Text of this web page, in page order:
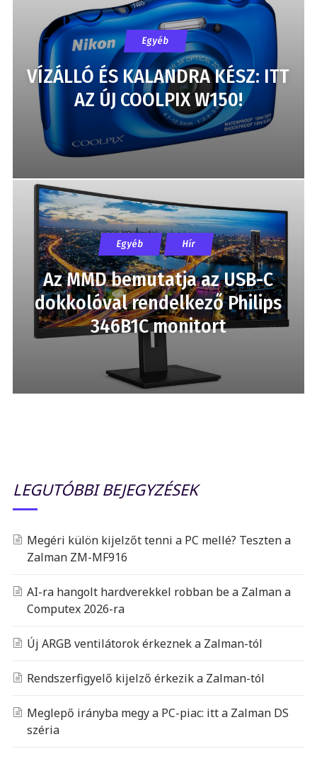
Egyéb
VÍZÁLLÓ ÉS KALANDRA KÉSZ: ITT
AZ ÚJ COOLPIX W150!
Egyéb Hír
Az MMD bemutatja az USB-C
dokkolóval rendelkező Philips
346B1C monitort
LEGUTÓBBI BEJEGYZÉSEK
Megéri külön kijelzőt tenni a PC mellé? Teszten a
Zalman ZM-MF916
AI-ra hangolt hardverekkel robban be a Zalman a
Computex 2026-ra
Új ARGB ventilátorok érkeznek a Zalman-tól
Rendszerfigyelő kijelző érkezik a Zalman-tól
Meglepő irányba megy a PC-piac: itt a Zalman DS
széria